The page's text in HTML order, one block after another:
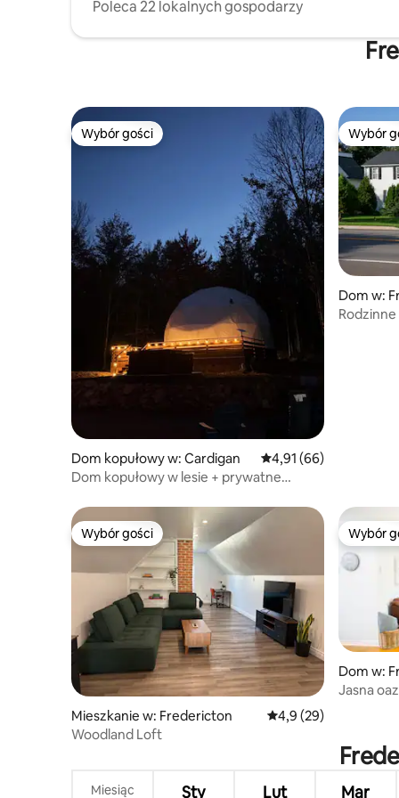
Poleca 22 lokalnych gospodarzy
Wybór gości
Wybór gości
Dom kopułowy w: Cardigan Średnia ocena: 4,91
4,91 (66)
Dom kopułowy w lesie + prywatne
Wybór
Wybór
Dom w:
Wybór gości
Wybór gości
Mieszkanie w: Fredericton Średnia ocena: 4,9
4,9 (29)
Woodland Loft
Wybór
Wybór
Dom w:
Jasna
Miesiąc Sty Lut Mar